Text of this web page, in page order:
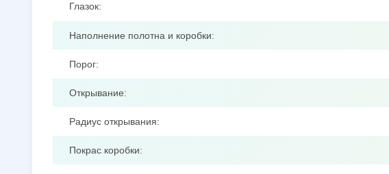
Глазок:
Наполнение полотна и коробки:
Порог:
Открывание:
Радиус открывания:
Покрас коробки: